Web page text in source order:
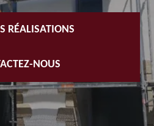
RÉALISATIONS
NOUS